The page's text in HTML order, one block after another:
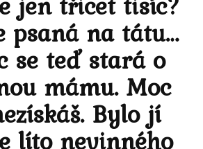
psaná na tátu…
se teď stará o
mámu. Moc
Bylo jí
líto nevinného